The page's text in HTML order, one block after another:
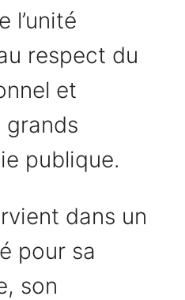
l’unité
respect du
et
grands
publique.
dans un
pour sa
son